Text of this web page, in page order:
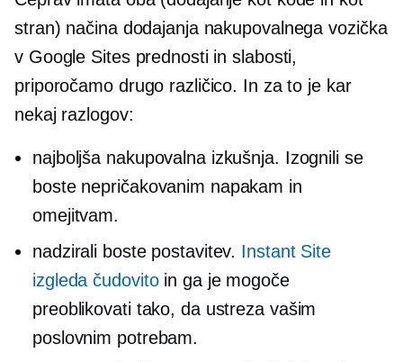
stran) načina dodajanja nakupovalnega vozička
v Google Sites prednosti in slabosti,
priporočamo drugo različico. In za to je kar
nekaj razlogov:
najboljša nakupovalna izkušnja. Izognili se
boste nepričakovanim napakam in
omejitvam.
nadzirali boste postavitev. Instant Site
izgleda čudovitoin ga je mogoče
preoblikovati tako, da ustreza vašim
poslovnim potrebam.